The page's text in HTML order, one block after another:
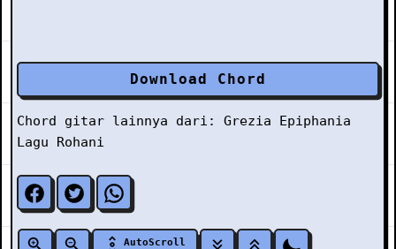
Download Chord
Chord gitar lainnya dari: Grezia Epiphania
Lagu Rohani
AutoScroll